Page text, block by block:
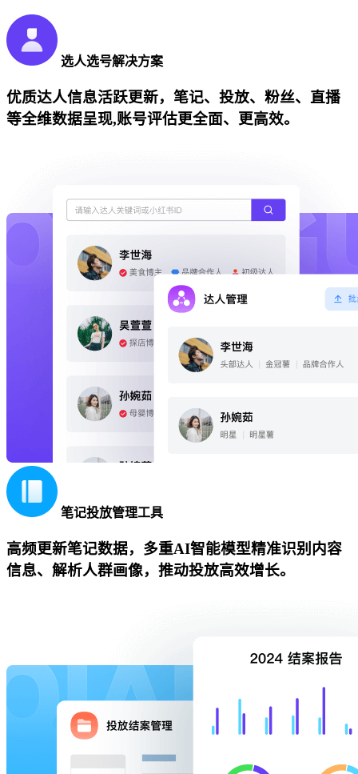
选人选号解决方案
优质达人信息活跃更新，笔记、投放、粉丝、直播
等全维数据呈现,账号评估更全面、更高效。
笔记投放管理工具
高频更新笔记数据，多重AI智能模型精准识别内容
信息、解析人群画像，推动投放高效增长。